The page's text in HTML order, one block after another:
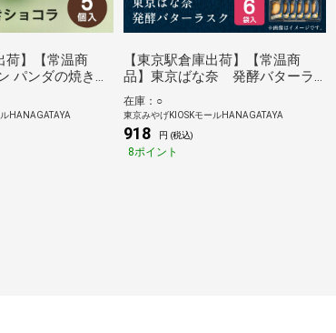
荷】【常温商
パンダの焼きシ
HANAGATAYA
【東京駅倉庫出荷】【常温商
品】東京ばな奈 発酵バターラ
スク 6袋入
在庫：○
東京みやげKIOSKモールHANAGATAYA
918 円 (税込)
8ポイント